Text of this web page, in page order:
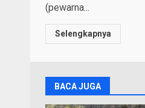
(pewarna...
Selengkapnya
BACA JUGA